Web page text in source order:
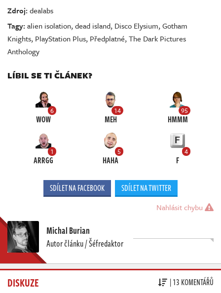
Zdroj:dealabs
Tagy:alien isolation,dead island, Disco Elysium,Gotham
Knights, PlayStation Plus, Předplatné,The Dark Pictures
Anthology
LÍBIL SE TI ČLÁNEK?
6
WOW
14
MEH
95
HMMM
1
ARRGG
5
HAHA
4
F
SDÍLET NA FACEBOOK SDÍLET NA TWITTER
Nahlásit chybu
Michal Burian
Autor článku / Šéfredaktor
DISKUZE | 13 KOMENTÁŘŮ